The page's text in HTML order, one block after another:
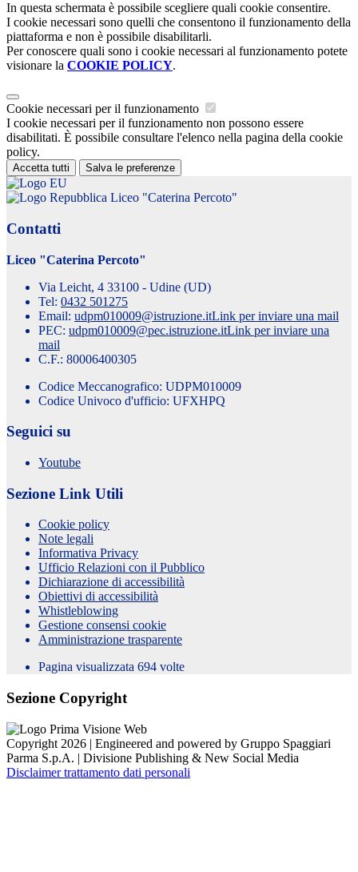
In questa schermata è possibile scegliere quali cookie consentire.
I cookie necessari sono quelli che consentono il funzionamento della
piattaforma e non è possibile disabilitarli.
Per conoscere quali sono i cookie necessari al funzionamento potete
visionare la COOKIE POLICY.
Cookie necessari per il funzionamento
I cookie necessari per il funzionamento non possono essere
disabilitati. È possibile consultare l'elenco nella pagina della cookie
policy.
Accetta tutti Salva le preferenze
Liceo "Caterina Percoto"
Contatti
Liceo "Caterina Percoto"
Via Leicht, 4 33100 - Udine (UD)
Tel: 0432 501275
Email: udpm010009@istruzione.itLink per inviare una mail
PEC: udpm010009@pec.istruzione.itLink per inviare una
mail
C.F.: 80006400305
Codice Meccanografico: UDPM010009
Codice Univoco d'ufficio: UFXHPQ
Seguici su
Youtube
Sezione Link Utili
Cookie policy
Note legali
Informativa Privacy
Ufficio Relazioni con il Pubblico
Dichiarazione di accessibilità
Obiettivi di accessibilità
Whistleblowing
Gestione consensi cookie
Amministrazione trasparente
Pagina visualizzata 694 volte
Sezione Copyright
Copyright 2026 | Engineered and powered by Gruppo Spaggiari
Parma S.p.A. | Divisione Publishing & New Social Media
Disclaimer trattamento dati personali